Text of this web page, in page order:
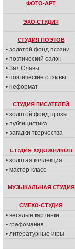
ФОТО-АРТ
ЭХО-СТУДИЯ
СТУДИЯ ПОЭТОВ
• золотой фонд поэзии
• поэтический салон
• Зал Славы
• поэтические отзывы
• неформат
СТУДИЯ ПИСАТЕЛЕЙ
• золотой фонд прозы
• публицистика
• загадки творчества
СТУДИЯ ХУДОЖНИКОВ
• золотая коллекция
• мастер-класс
МУЗЫКАЛЬНАЯ СТУДИЯ
СМЕХО-СТУДИЯ
• веселые картинки
• графомания
• литературные игры